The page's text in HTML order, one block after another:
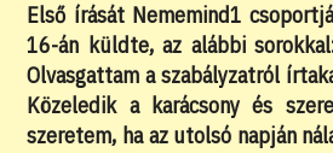
Első írását Nememind1
16-án küldte, az alábbi
Olvasgattam a szabályzatról
Közeledik a karácsony és
szeretem, ha az utolsó napján